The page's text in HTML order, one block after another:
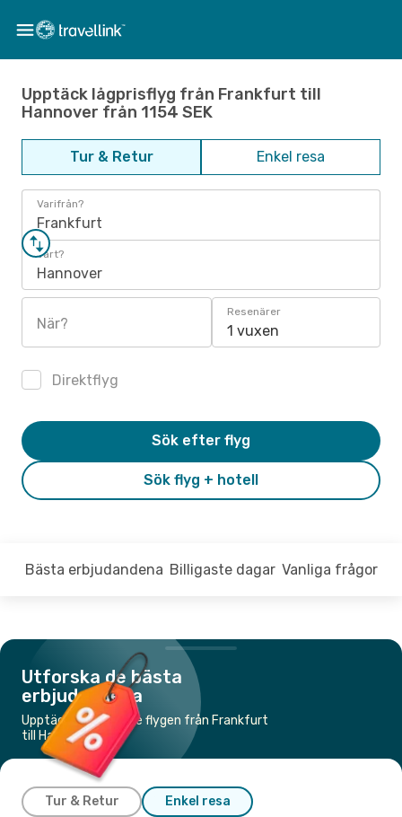
Upptäck lågprisflyg från Frankfurt till
Hannover från 1154 SEK
Tur & Retur Enkel resa
Varifrån?
Frankfurt
Vart?
Hannover
När?
Resenärer
1 vuxen
Direktflyg
Sök flyg + hotell
Sök efter flyg
Bästa erbjudandena Billigaste dagar Vanliga frågor
Utforska de bästa
erbjudandena
Upptäck de billigaste flygen från Frankfurt
till Hannover
Tur & Retur Enkel resa